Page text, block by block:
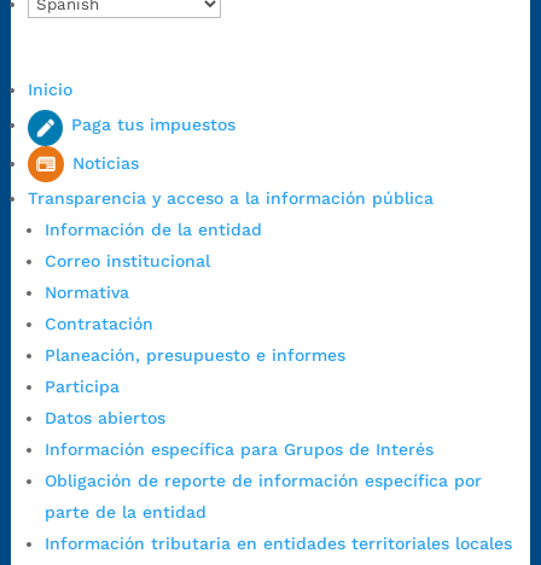
Inicio
Paga tus impuestos
Noticias
Transparencia y acceso a la información pública
Información de la entidad
Correo institucional
Normativa
Contratación
Planeación, presupuesto e informes
Participa
Datos abiertos
Información específica para Grupos de Interés
Obligación de reporte de información específica por
parte de la entidad
Información tributaria en entidades territoriales locales
Colombia.
Colombia
Código Postal:
680006. Código Dane: 68001.
Horario de Atención:
1:00 p.m. a 5:30 p.m. / viernes jornada continua en el horario de
7:00 a.m. a 5:00 p.m., con 30 minutos de descanso al medio día.
Horario de Atención CAME (Central):
Lunes a jueves: 7:00 a.m. a 12:00 m y de 1:00 p.m. a 5:30 p.m.
Viernes: 7:00 a.m. a 5:00 p.m. en Jornada Continua con
30 minutos de descanso al medio día.
Horario de Atención CAME (Norte):
Dirección:Carrera 12 #16N-84 del barrio Kennedy.
Horario habitual de lunes a viernes en
a.m. a 3:00 p.m.
Teléfono Conmutador:+57 (607) 633 70 00
Líneagratuita:+57 (607) 652 55 55
Correo Institucional: contactenos@bucaramanga.gov.co